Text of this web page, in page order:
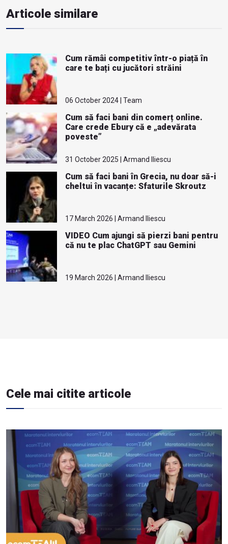
Articole similare
Cum rămâi competitiv într-o piață în
care te bați cu jucători străini
06 October 2024 | Team
Cum să faci bani din comerț online.
Care crede Ebury că e „adevărata
poveste”
31 October 2025 | Armand Iliescu
Cum să faci bani în Grecia, nu doar să-i
cheltui în vacanțe: Sfaturile Skroutz
17 March 2026 | Armand Iliescu
VIDEO Cum ajungi să pierzi bani pentru
că nu te plac ChatGPT sau Gemini
19 March 2026 | Armand Iliescu
Cele mai citite articole